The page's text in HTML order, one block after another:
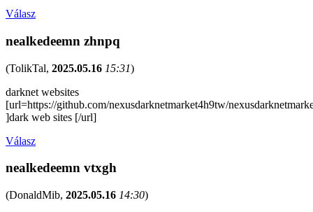
Válasz
nealkedeemn zhnpq
(TolikTal, 2025.05.16 15:31)
darknet websites
[url=https://github.com/nexusdarknetmarket4h9tw/
]dark web sites [/url]
Válasz
nealkedeemn vtxgh
(DonaldMib, 2025.05.16 14:30)